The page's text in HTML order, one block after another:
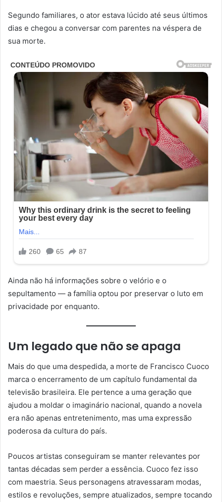
Segundo familiares, o ator estava lúcido até seus últimos
dias e chegou a conversar com parentes na véspera de
sua morte.
Ainda não há informações sobre o velório e o
sepultamento — a família optou por preservar o luto em
privacidade por enquanto.
Um legado que não se apaga
Mais do que uma despedida, a morte de Francisco Cuoco
marca o encerramento de um capítulo fundamental da
televisão brasileira. Ele pertence a uma geração que
ajudou a moldar o imaginário nacional, quando a novela
era não apenas entretenimento, mas uma expressão
poderosa da cultura do país.
Poucos artistas conseguiram se manter relevantes por
tantas décadas sem perder a essência. Cuoco fez isso
com maestria. Seus personagens atravessaram modas,
estilos e revoluções, sempre atualizados, sempre tocando